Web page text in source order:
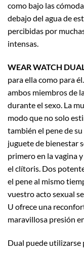
como bajo las
debajo del agua de
percibidas por
intensas.
WEAR WATCH
para ella como para
ambos miembros de
durante el sexo. La
modo que no solo
también el pene de
juguete de bienestar
primero en la vagina
el clítoris. Dos
el pene al mismo
vuestro acto sexual
U ofrece una
maravillosa presión
Dual puede utilizarse